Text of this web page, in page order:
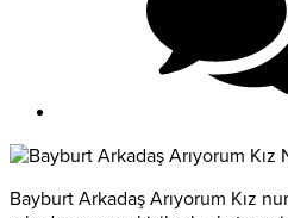
Bayburt Arkadaş Arıyorum Kız